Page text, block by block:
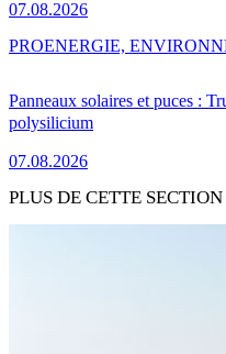
07.08.2026
Panneaux solaires et puces :
polysilicium
07.08.2026
PROENERGIE,
PLUS DE CETTE SECTION